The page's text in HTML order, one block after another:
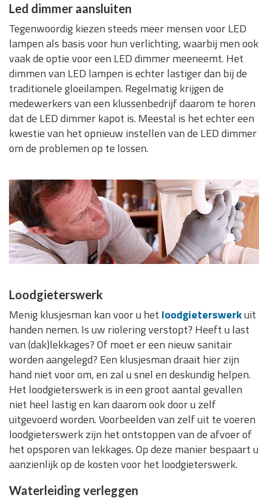
Led dimmer aansluiten
Tegenwoordig kiezen steeds meer mensen voor LED
lampen als basis voor hun verlichting, waarbij men ook
vaak de optie voor een LED dimmer meeneemt. Het
dimmen van LED lampen is echter lastiger dan bij de
traditionele gloeilampen. Regelmatig krijgen de
medewerkers van een klussenbedrijf daarom te horen
dat de LED dimmer kapot is. Meestal is het echter een
kwestie van het opnieuw instellen van de LED dimmer
om de problemen op te lossen.
Loodgieterswerk
Menig klusjesman kan voor u het loodgieterswerkuit
handen nemen. Is uw riolering verstopt? Heeft u last
van (dak)lekkages? Of moet er een nieuw sanitair
worden aangelegd? Een klusjesman draait hier zijn
hand niet voor om, en zal u snel en deskundig helpen.
Het loodgieterswerk is in een groot aantal gevallen
niet heel lastig en kan daarom ook door u zelf
uitgevoerd worden. Voorbeelden van zelf uit te voeren
loodgieterswerk zijn het ontstoppen van de afvoer of
het opsporen van lekkages. Op deze manier bespaart u
aanzienlijk op de kosten voor het loodgieterswerk.
Waterleiding verleggen